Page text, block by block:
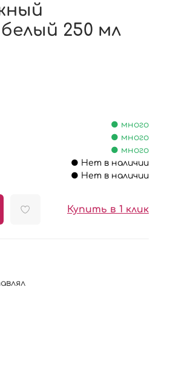
250 мл
● много
● много
● много
● Нет в наличии
● Нет в наличии
Купить в 1 клик